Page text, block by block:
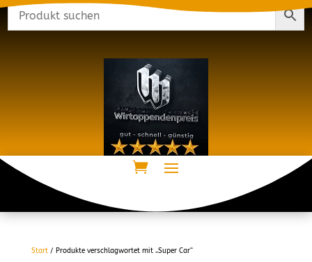
Start/ Produkte verschlagwortet mit „Super Car“